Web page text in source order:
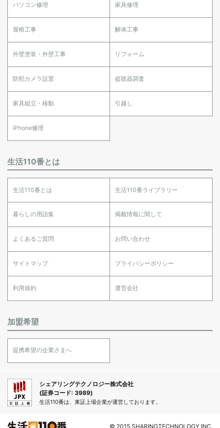
パソコン修理 家具修理
屋根工事 解体工事
外壁塗装・外壁工事 リフォーム
防犯カメラ設置 盗聴器調査
家具組立・移動 引越し
iPhone修理
生活110番とは
生活110番とは 生活110番ライブラリー
暮らしの用語集 掲載情報に関して
よくあるご質問 お問い合わせ
サイトマップ プライバシーポリシー
利用規約 運営会社
加盟希望
提携希望の企業さまへ
シェアリングテクノロジー株式会社
(証券コード: 3989)
生活110番は、東証上場企業が運営しております。
© 2015 SHARINGTECHNOLOGY INC.